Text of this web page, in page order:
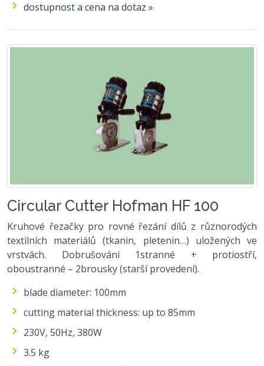
dostupnost a cena na dotaz »
Circular Cutter Hofman HF 100
Kruhové řezačky pro rovné řezání dílů z různorodých
textilních materiálů (tkanin, pletenin…) uložených ve
vrstvách. Dobrušování 1stranné + protiostří,
oboustranné – 2brousky (starší provedení).
blade diameter: 100mm
cutting material thickness: up to 85mm
230V, 50Hz, 380W
3.5 kg